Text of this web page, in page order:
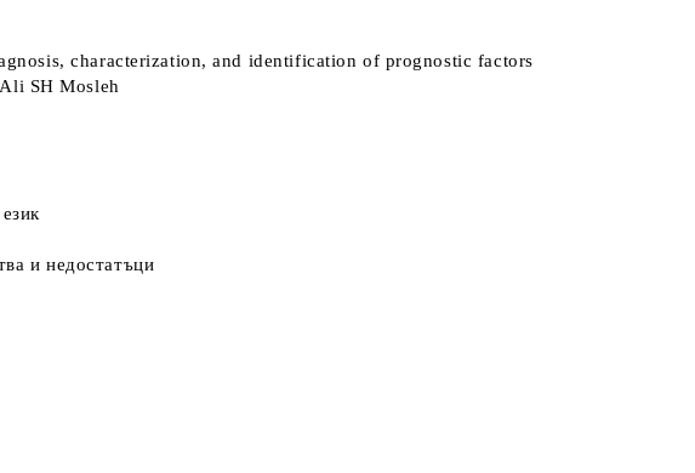
characterization, and identification of prognostic factors
SH Mosleh
и недостатъци